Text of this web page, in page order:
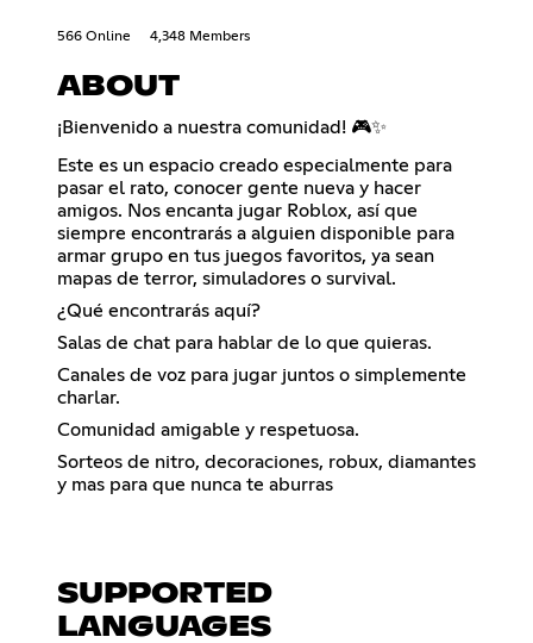
566 Online 4,348 Members
ABOUT
¡Bienvenido a nuestra comunidad! 🎮✨
Este es un espacio creado especialmente para
pasar el rato, conocer gente nueva y hacer
amigos. Nos encanta jugar Roblox, así que
siempre encontrarás a alguien disponible para
armar grupo en tus juegos favoritos, ya sean
mapas de terror, simuladores o survival.
¿Qué encontrarás aquí?
Salas de chat para hablar de lo que quieras.
Canales de voz para jugar juntos o simplemente
charlar.
Comunidad amigable y respetuosa.
Sorteos de nitro, decoraciones, robux, diamantes
y mas para que nunca te aburras
SUPPORTED
LANGUAGES